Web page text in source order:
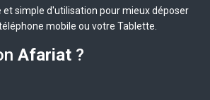
simple d'utilisation pour mieux déposer
mobile ou votre Tablette.
Afariat ?